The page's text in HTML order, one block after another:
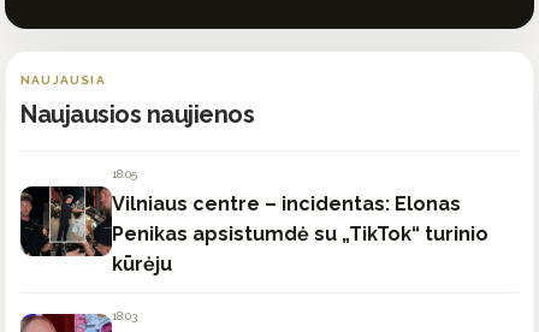
NAUJAUSIA
Naujausios naujienos
18:05
Vilniaus centre – incidentas: Elonas
Penikas apsistumdė su „TikTok“ turinio
kūrėju
18:03